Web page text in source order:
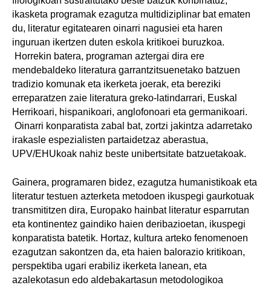
ikasketa programak ezagutza multidiziplinar bat ematen
du, literatur egitatearen oinarri nagusiei eta haren
inguruan ikertzen duten eskola kritikoei buruzkoa.
Horrekin batera, programan aztergai dira ere
mendebaldeko literatura garrantzitsuenetako batzuen
tradizio komunak eta ikerketa joerak, eta bereziki
erreparatzen zaie literatura greko-latindarrari, Euskal
Herrikoari, hispanikoari, anglofonoari eta germanikoari.
Oinarri konparatista zabal bat, zortzi jakintza adarretako
irakasle espezialisten partaidetzaz aberastua,
UPV/EHUkoak nahiz beste unibertsitate batzuetakoak.
Gainera, programaren bidez, ezagutza humanistikoak eta
literatur testuen azterketa metodoen ikuspegi gaurkotuak
transmititzen dira, Europako hainbat literatur esparrutan
eta kontinentez gaindiko haien deribazioetan, ikuspegi
konparatista batetik. Hortaz, kultura arteko fenomenoen
ezagutzan sakontzen da, eta haien balorazio kritikoan,
perspektiba ugari erabiliz ikerketa lanean, eta
azalekotasun edo aldebakartasun metodologikoa